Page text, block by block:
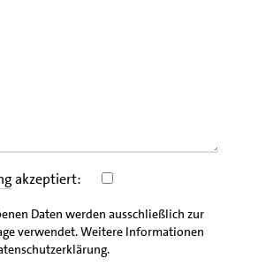
akzeptiert:
Daten werden ausschließlich zur
verwendet. Weitere Informationen